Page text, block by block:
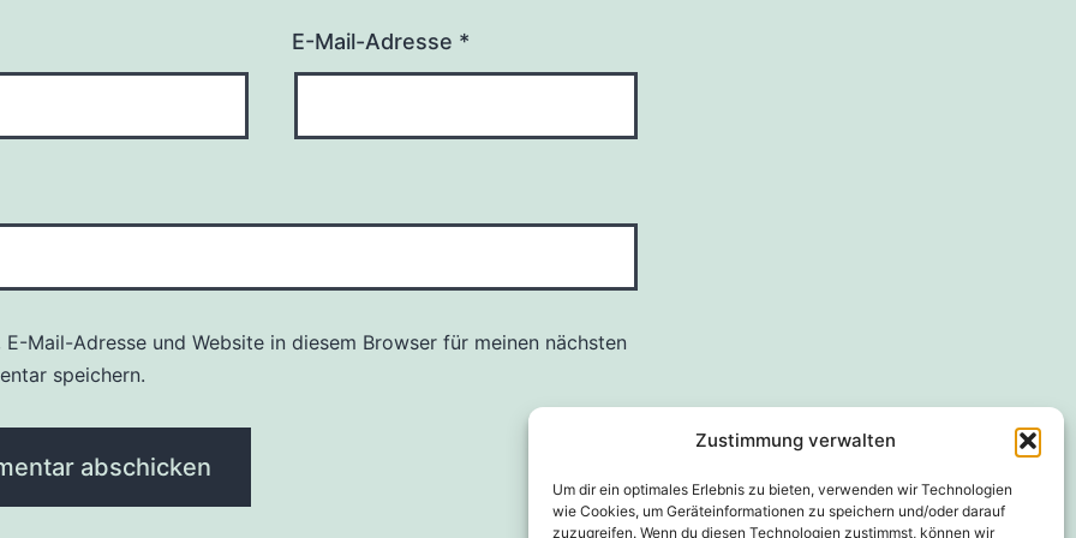
Zustimmung verwalten
Um dir ein optimales Erlebnis zu bieten, verwenden wir Technologien
wie Cookies, um Geräteinformationen zu speichern und/oder darauf
zuzugreifen. Wenn du diesen Technologien zustimmst, können wir
E-Mail-Adresse *
E-Mail-Adresse und Website in diesem Browser für meinen nächsten
speichern.